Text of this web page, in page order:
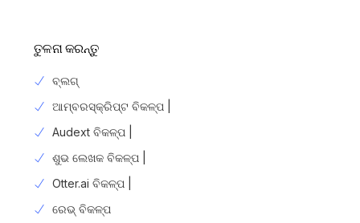
ତୁଳନା କରନ୍ତୁ
ବ୍ଲଗ୍
ଆମ୍ବରସ୍କ୍ରିପ୍ଟ ବିକଳ୍ପ |
Audext ବିକଳ୍ପ |
ଶୁଭ ଲେଖକ ବିକଳ୍ପ |
Otter.ai ବିକଳ୍ପ |
ରେଭ୍ ବିକଳ୍ପ